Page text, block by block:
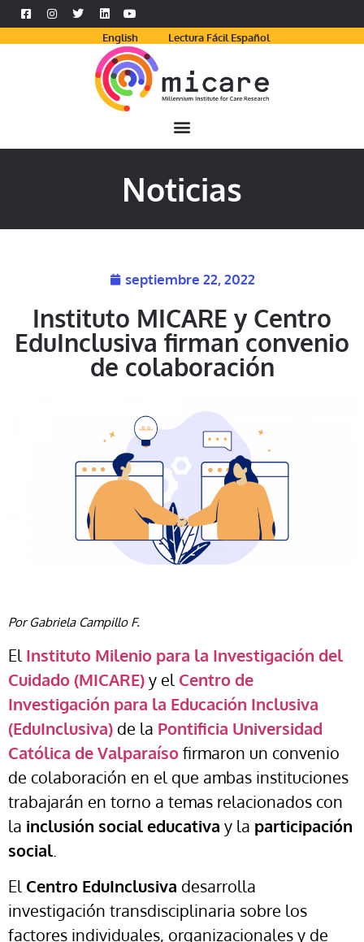
English Lectura Fácil Español
Noticias
septiembre 22, 2022
Instituto MICARE y Centro
EduInclusiva firman convenio
de colaboración
Por Gabriela Campillo F.
El Instituto Milenio para la Investigación del
Cuidado (MICARE)y el Centro de
Investigación para la Educación Inclusiva
(EduInclusiva) de la Pontificia Universidad
Católica de Valparaísofirmaron un convenio
de colaboración en el que ambas instituciones
trabajarán en torno a temas relacionados con
la inclusión social educativa y la participación
social
El Centro EduInclusiva desarrolla
investigación transdisciplinaria sobre los
factores individuales, organizacionales y de